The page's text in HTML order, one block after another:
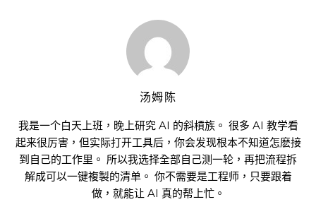
汤姆陈
我是一个白天上班，晚上研究 AI 的斜槓族。 很多 AI 教学看
起来很厉害，但实际打开工具后，你会发现根本不知道怎麽接
到自己的工作里。 所以我选择全部自己测一轮，再把流程拆
解成可以一键複製的清单。 你不需要是工程师，只要跟着
做，就能让 AI 真的帮上忙。